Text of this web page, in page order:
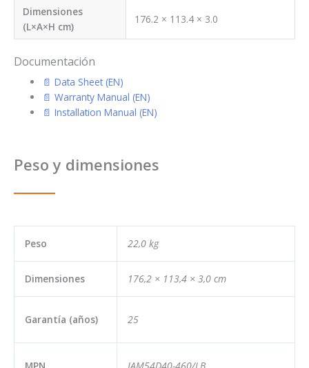
Dimensiones
(L×A×H cm)
176.2 × 113.4 × 3.0
Documentación
📄 Data Sheet (EN)
📄 Warranty Manual (EN)
📄 Installation Manual (EN)
Peso y dimensiones
Peso 22,0 kg
Dimensiones 176,2 × 113,4 × 3,0 cm
Garantía (años) 25